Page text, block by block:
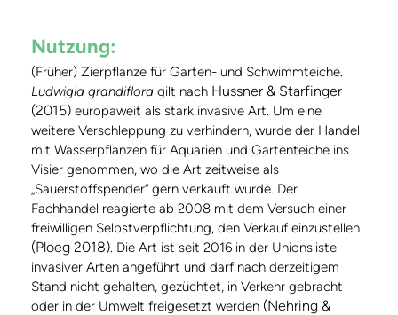
Nutzung:
(Früher) Zierpflanze für Garten- und Schwimmteiche.
Ludwigia grandiflora gilt nach Hussner & Starfinger
(2015) europaweit als stark invasive Art. Um eine
weitere Verschleppung zu verhindern, wurde der Handel
mit Wasserpflanzen für Aquarien und Gartenteiche ins
Visier genommen, wo die Art zeitweise als
„Sauerstoffspender“ gern verkauft wurde. Der
Fachhandel reagierte ab 2008 mit dem Versuch einer
freiwilligen Selbstverpflichtung, den Verkauf einzustellen
(Ploeg 2018). Die Art ist seit 2016 in der Unionsliste
invasiver Arten angeführt und darf nach derzeitigem
Stand nicht gehalten, gezüchtet, in Verkehr gebracht
oder in der Umwelt freigesetzt werden (Nehring &